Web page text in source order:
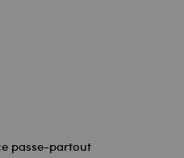
passe-partout